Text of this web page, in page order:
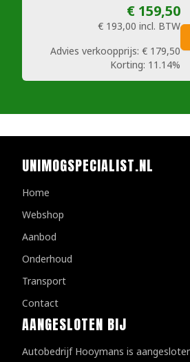
€ 159,50
€ 193,00 incl. BTW
Advies verkoopprijs: € 179,50
Korting: 11.14%
UNIMOGSPECIALIST.NL
Home
Webshop
Aanbod
Onderhoud
Transport
Contact
AANGESLOTEN BIJ
Autobedrijf Hooymans is